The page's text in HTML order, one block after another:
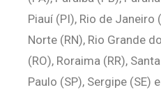
Piauí (PI), Rio de Janeiro
Norte (RN), Rio Grande
(RO), Roraima (RR),
Paulo (SP), Sergipe (SE)